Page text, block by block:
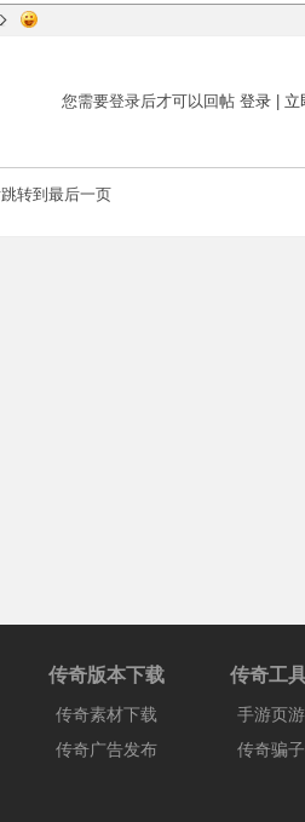
您需要登录后才可以回帖 登录| 立
转到最后一页
传奇版本下载
传奇素材下载
传奇广告发布
传奇工
手游页
传奇骗